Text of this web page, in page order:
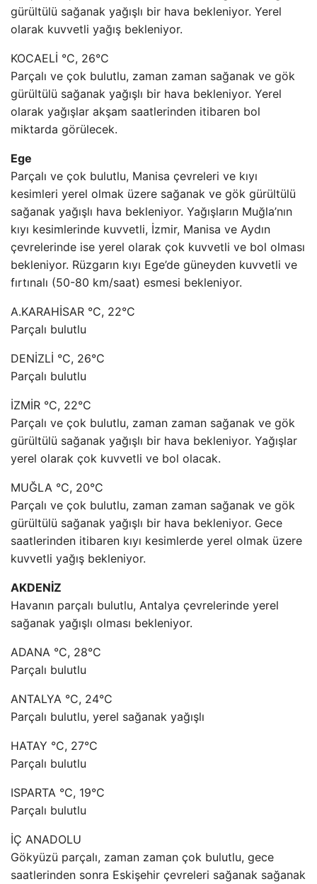
gürültülü sağanak yağışlı bir hava bekleniyor. Yerel
olarak kuvvetli yağış bekleniyor.
KOCAELİ °C, 26°C
Parçalı ve çok bulutlu, zaman zaman sağanak ve gök
gürültülü sağanak yağışlı bir hava bekleniyor. Yerel
olarak yağışlar akşam saatlerinden itibaren bol
miktarda görülecek.
Ege
Parçalı ve çok bulutlu, Manisa çevreleri ve kıyı
kesimleri yerel olmak üzere sağanak ve gök gürültülü
sağanak yağışlı hava bekleniyor. Yağışların Muğla’nın
kıyı kesimlerinde kuvvetli, İzmir, Manisa ve Aydın
çevrelerinde ise yerel olarak çok kuvvetli ve bol olması
bekleniyor. Rüzgarın kıyı Ege’de güneyden kuvvetli ve
fırtınalı (50-80 km/saat) esmesi bekleniyor.
A.KARAHİSAR °C, 22°C
Parçalı bulutlu
DENİZLİ °C, 26°C
Parçalı bulutlu
İZMİR °C, 22°C
Parçalı ve çok bulutlu, zaman zaman sağanak ve gök
gürültülü sağanak yağışlı bir hava bekleniyor. Yağışlar
yerel olarak çok kuvvetli ve bol olacak.
MUĞLA °C, 20°C
Parçalı ve çok bulutlu, zaman zaman sağanak ve gök
gürültülü sağanak yağışlı bir hava bekleniyor. Gece
saatlerinden itibaren kıyı kesimlerde yerel olmak üzere
kuvvetli yağış bekleniyor.
AKDENİZ
Havanın parçalı bulutlu, Antalya çevrelerinde yerel
sağanak yağışlı olması bekleniyor.
ADANA °C, 28°C
Parçalı bulutlu
ANTALYA °C, 24°C
Parçalı bulutlu, yerel sağanak yağışlı
HATAY °C, 27°C
Parçalı bulutlu
ISPARTA °C, 19°C
Parçalı bulutlu
İÇ ANADOLU
Gökyüzü parçalı, zaman zaman çok bulutlu, gece
saatlerinden sonra Eskişehir çevreleri sağanak sağanak